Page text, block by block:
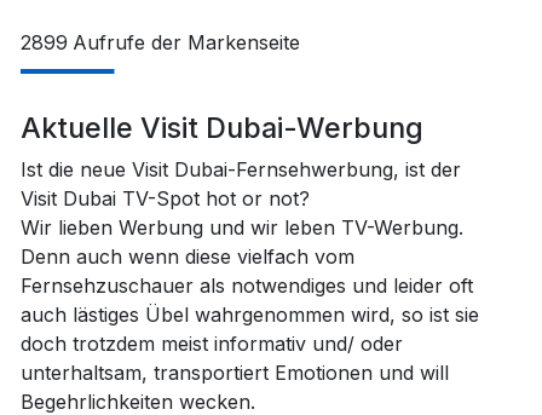
2899 Aufrufe der Markenseite
Aktuelle Visit Dubai-Werbung
Ist die neue Visit Dubai-Fernsehwerbung, ist der
Visit Dubai TV-Spot hot or not?
Wir lieben Werbung und wir leben TV-Werbung.
Denn auch wenn diese vielfach vom
Fernsehzuschauer als notwendiges und leider oft
auch lästiges Übel wahrgenommen wird, so ist sie
doch trotzdem meist informativ und/ oder
unterhaltsam, transportiert Emotionen und will
Begehrlichkeiten wecken.